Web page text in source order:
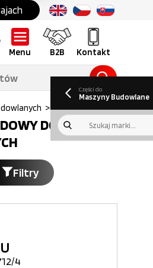
Ponad 700 marek
Menu B2B Kontakt
do: Części do:
budowlanych
pracy
Części do
Maszyny Budowlane
> Uklad napedowy
DO MASZYN
Filtry
4